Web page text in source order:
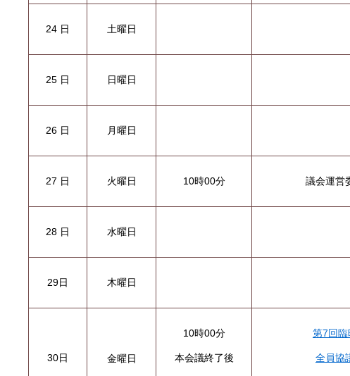
24 日 土曜日
25 日 日曜日
26 日 月曜日
27 日 火曜日 10時00分 議会運営
28 日 水曜日
29日 木曜日
30日 金曜日
10時00分
本会議終了後
第7回臨
全員協